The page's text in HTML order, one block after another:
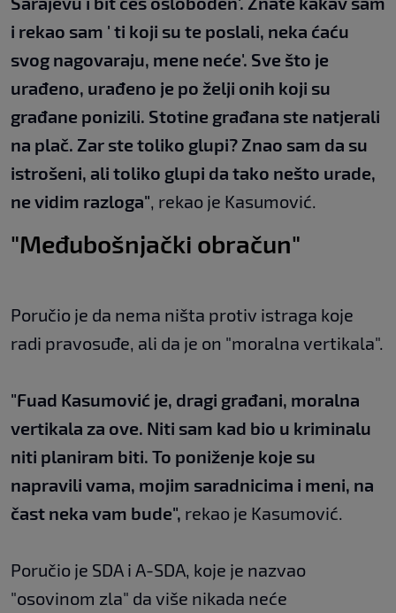
i rekao sam ' ti koji su te poslali, neka ćaću
svog nagovaraju, mene neće'. Sve što je
urađeno, urađeno je po želji onih koji su
građane ponizili. Stotine građana ste natjerali
na plač. Zar ste toliko glupi? Znao sam da su
istrošeni, ali toliko glupi da tako nešto urade,
ne vidim razloga", rekao je Kasumović.
"Međubošnjački obračun"
Poručio je da nema ništa protiv istraga koje
radi pravosuđe, ali da je on "moralna vertikala".
"Fuad Kasumović je, dragi građani, moralna
vertikala za ove. Niti sam kad bio u kriminalu
niti planiram biti. To poniženje koje su
napravili vama, mojim saradnicima i meni, na
čast neka vam bude", rekao je Kasumović.
Poručio je SDA i A-SDA, koje je nazvao
"osovinom zla" da više nikada neće